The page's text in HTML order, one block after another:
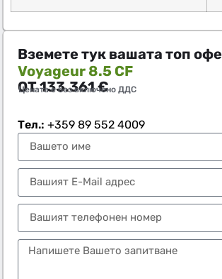
Вземете тук вашата топ
Voyageur 8.5 CF
ОТ133.361€
Цената е без включено ДДС
Тел.:+359 89 552 4009